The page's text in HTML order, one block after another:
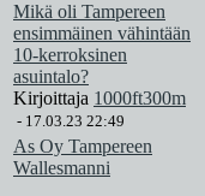
Mikä oli Tampereen
ensimmäinen vähintään
10-kerroksinen
asuintalo?
Kirjoittaja 1000ft300m
- 17.03.23 22:49
As Oy Tampereen
Wallesmanni